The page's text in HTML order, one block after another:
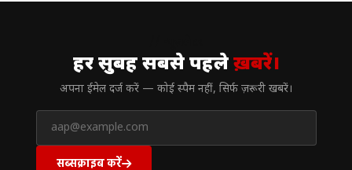
हर सुबह सबसे पहलेख़बरें।
अपना ईमेल दर्ज करें — कोई स्पैम नहीं, सिर्फ ज़रूरी खबरें।
सब्सक्राइब करें